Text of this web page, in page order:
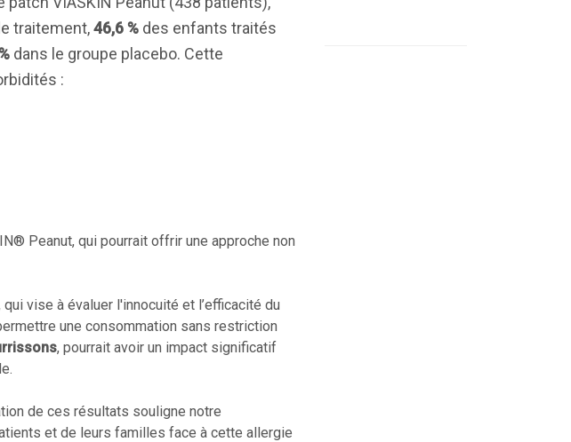
traitement,46,6 % des enfants traités
dans le groupe placebo. Cette
:
Peanut, qui pourrait offrir une approche non
qui vise à évaluer l'innocuité et l’efficacité du
une consommation sans restriction
, pourrait avoir un impact significatif
de ces résultats souligne notre
et de leurs familles face à cette allergie